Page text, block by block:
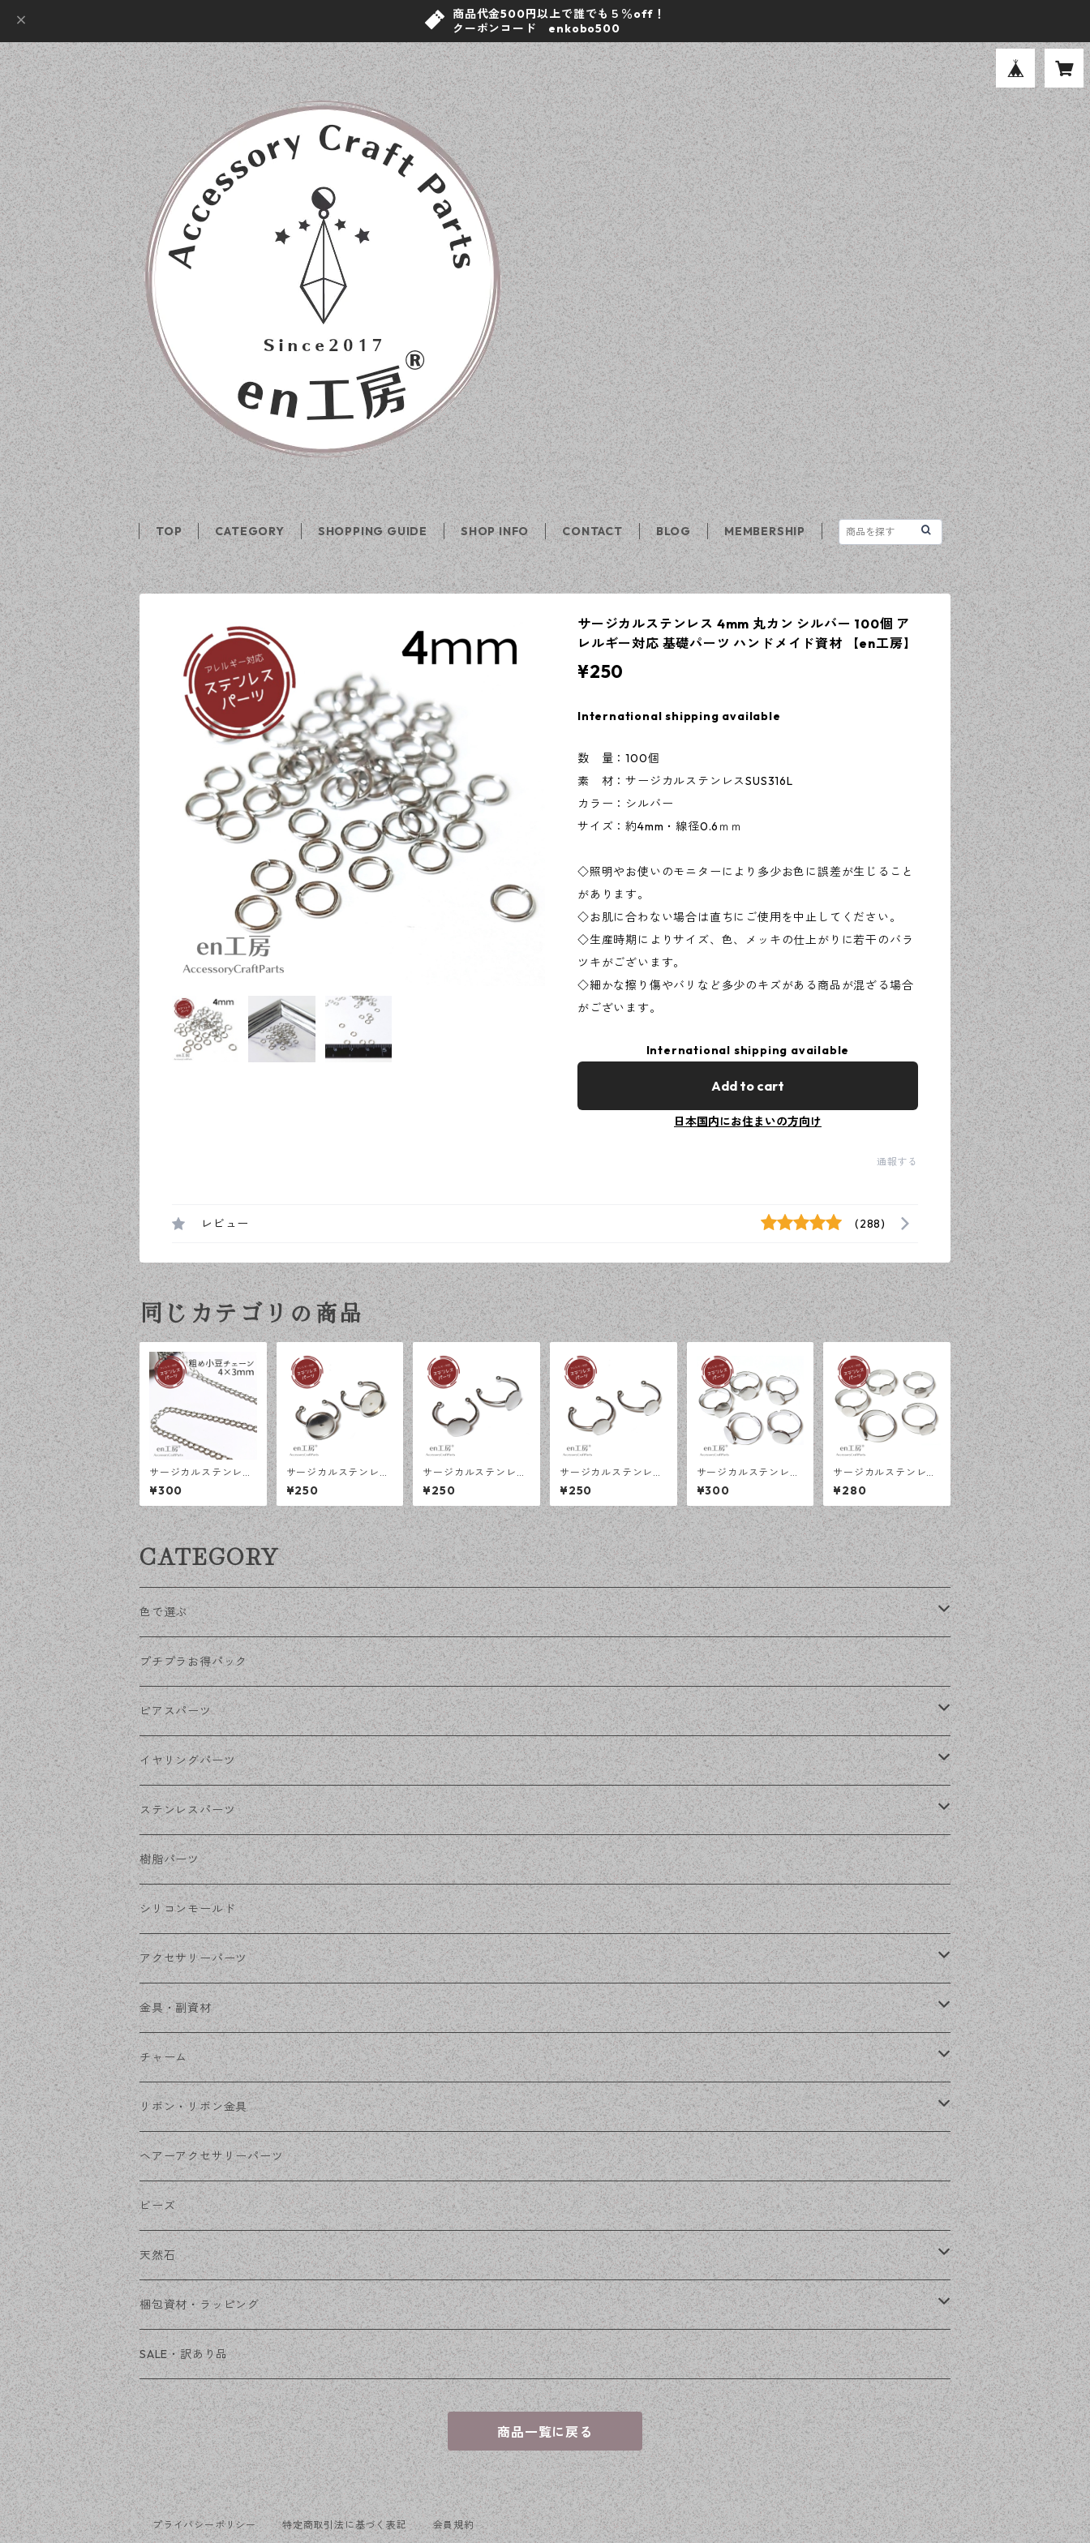
商品代金500円以上で誰でも５％off！
クーポンコード enkobo500
TOP CATEGORY SHOPPING GUIDE SHOP INFO CONTACT BLOG MEMBERSHIP
サージカルステンレス 4mm 丸カン シルバー 100個 ア
レルギー対応 基礎パーツ ハンドメイド資材 【en工房】
¥250
International shipping available
数 量：100個
素 材：サージカルステンレスSUS316L
カラー：シルバー
サイズ：約4mm・線径0.6ｍｍ
◇照明やお使いのモニターにより多少お色に誤差が生じること
があります。
◇お肌に合わない場合は直ちにご使用を中止してください。
◇生産時期によりサイズ、色、メッキの仕上がりに若干のバラ
ツキがございます。
◇細かな擦り傷やバリなど多少のキズがある商品が混ざる場合
がございます。
International shipping available
Add to cart
日本国内にお住まいの方向け
通報する
レビュー (288)
同じカテゴリの商品
サージカルステンレス
荒め小豆チェーン 4×3
ｍｍ シルバー 50cm
アジャスターチェーン
アレルギー対応 ハンド
メイド資材 【en工
房】
¥300
サージカルステンレス
12ｍｍ ミール皿 オー
プンリング台 シルバー
2個 アレルギー対応 ア
クセサリーパーツ ハン
ドメイド資材 【en工
房】
¥250
サージカルステンレス
10ｍｍ 平皿 オープン
リング台 シルバー 2個
アレルギー対応 アクセ
サリーパーツ ハンドメ
イド資材 【en工房】
¥250
サージカルステンレス
8ｍｍ 平皿 オープンリ
ング台 シルバー 2個
アレルギー対応 アクセ
サリーパーツ ハンドメ
イド資材 【en工房】
¥250
サージカルステンレス
10ｍｍ 平皿 フリーサ
イズ リング台 シルバ
ー 5個 アレルギー対応
アクセサリーパーツ ハ
ンドメイド資材 【en
工房】
¥300
サージカルステンレス
8ｍｍ 平皿 フリーサイ
ズ リング台 シルバー
5個 アレルギー対応 ア
クセサリーパーツ ハン
ドメイド資材 【en工
房】
¥280
CATEGORY
色で選ぶ
KCゴールド
ゴールド
シルバー
ホワイトシルバー
ステンレス・シルバー
ステンレス・ゴールド
プチプラお得パック
ピアスパーツ
ポストピアス
フックピアス
その他ピアス
イヤリングパーツ
ネジばねイヤリング
クリップイヤリング
ノンホールピアス
ステンレスパーツ
ステンレスピアス
ステンレスイヤリング
ステンレスチェーン
ステンレス金具
樹脂パーツ
シリコンモールド
アクセサリーパーツ
デザイン丸カン
フレーム
コネクター
その他
金具・副資材
丸カン
ピン類
花座・ビーズキャップ
チェーン
その他
チャーム
金属
アクリル・プラ
ファーボール
リボン・リボン金具
リボン
リボン金具
ヘアーアクセサリーパーツ
ビーズ
天然石
穴あき
穴なし
梱包資材・ラッピング
発送ボックス
アクセサリー台紙
OPP袋
SALE・訳あり品
商品一覧に戻る
プライバシーポリシー 特定商取引法に基づく表記 会員規約